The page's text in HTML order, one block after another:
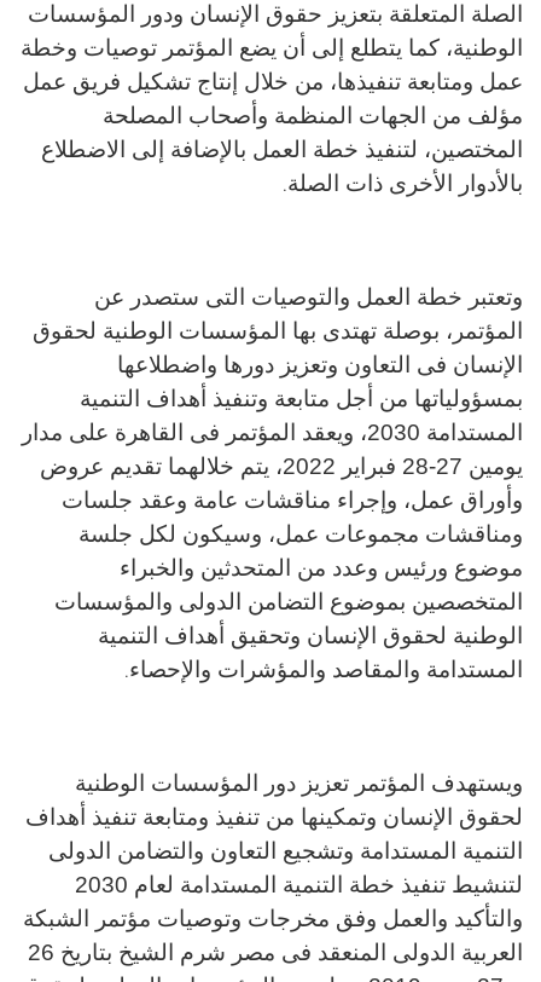
الصلة المتعلقة بتعزيز حقوق الإنسان ودور المؤسسات
الوطنية، كما يتطلع إلى أن يضع المؤتمر توصيات وخطة
عمل ومتابعة تنفيذها، من خلال إنتاج تشكيل فريق عمل
مؤلف من الجهات المنظمة وأصحاب المصلحة
المختصين، لتنفيذ خطة العمل بالإضافة إلى الاضطلاع
بالأدوار الأخرى ذات الصلة.
وتعتبر خطة العمل والتوصيات التى ستصدر عن
المؤتمر، بوصلة تهتدى بها المؤسسات الوطنية لحقوق
الإنسان فى التعاون وتعزيز دورها واضطلاعها
بمسؤولياتها من أجل متابعة وتنفيذ أهداف التنمية
المستدامة 2030، ويعقد المؤتمر فى القاهرة على مدار
يومين 27-28 فبراير 2022، يتم خلالهما تقديم عروض
وأوراق عمل، وإجراء مناقشات عامة وعقد جلسات
ومناقشات مجموعات عمل، وسيكون لكل جلسة
موضوع ورئيس وعدد من المتحدثين والخبراء
المتخصصين بموضوع التضامن الدولى والمؤسسات
الوطنية لحقوق الإنسان وتحقيق أهداف التنمية
المستدامة والمقاصد والمؤشرات والإحصاء.
ويستهدف المؤتمر تعزيز دور المؤسسات الوطنية
لحقوق الإنسان وتمكينها من تنفيذ ومتابعة تنفيذ أهداف
التنمية المستدامة وتشجيع التعاون والتضامن الدولى
لتنشيط تنفيذ خطة التنمية المستدامة لعام 2030
والتأكيد والعمل وفق مخرجات وتوصيات مؤتمر الشبكة
العربية الدولى المنعقد فى مصر شرم الشيخ بتاريخ 26